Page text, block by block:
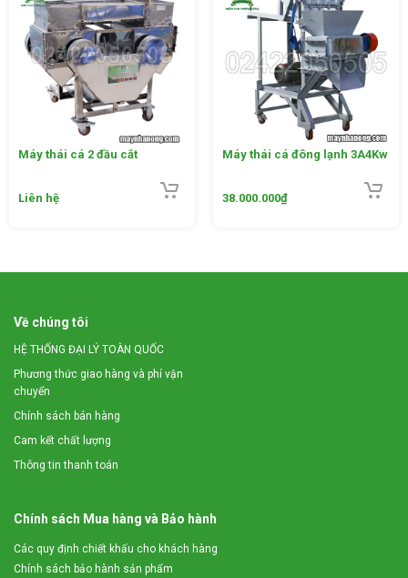
và khớp nối động cơ với bộ phận nghiền
– Bộ phận khung máy có gắn 4 bánh xe giúp người sử dụng
di chuyển dễ dàng. Ngoài ra, trên khung máy còn gắn 1 tủ
điện và công tắc đảo chiều giúp máy hoạt động ổn định và
bảo vệ động cơ.
*Hướng dẫn sử dụng Máy nghiền xương 3A5,5Kw
– Nối máy với nguồn điện 380 (V)
– Cho từ từ nguyên liệu vào phễu nạp nguyên liệu của máy
– Trong quá trình nghiền, có thể cho thêm một chút nước
vào phễu nạp nguyên liệu để giúp máy nghiền dễ dàng hơn.
Máy thái cá 2 đầu cắt
Liên hệ
Máy thái cá đông lạnh 3A4Kw
38.000.000₫
Về chúng tôi
HỆ THỐNG ĐẠI LÝ TOÀN QUỐC
Phương thức giao hàng và phí vận
chuyển
Chính sách bán hàng
Cam kết chất lượng
Thông tin thanh toán
Chính sách Mua hàng và Bảo hành
Các quy định chiết khấu cho khách hàng
Chính sách bảo hành sản phẩm